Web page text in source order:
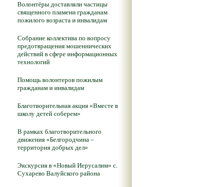
Волонтёры доставляли частицы
священного пламени гражданам
пожилого возраста и инвалидам
Собрание коллектива по вопросу
предотвращения мошеннических
действий в сфере информационных
технологий
Помощь волонтеров пожилым
гражданам и инвалидам
Благотворительная акция «Вместе в
школу детей соберем»
В рамках благотворительного
движения «Белгородчина –
территория добрых дел»
Экскурсия в «Новый Иерусалим» с.
Сухарево Валуйского района